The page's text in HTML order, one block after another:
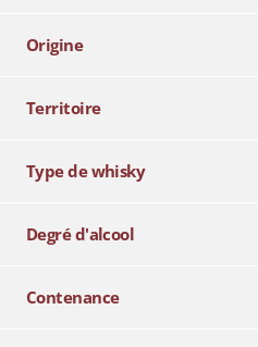
Origine
Territoire
Type de whisky
Degré d'alcool
Contenance